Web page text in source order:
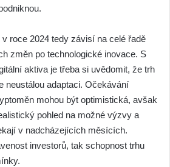
roce 2024 tedy závisí na celé řadě
změn po technologické inovace. S
aktiva je třeba si uvědomit, že trh
neustálou adaptaci. Očekávání
mohou být optimistická, avšak
pohled na možné výzvy a
v nadcházejících měsících.
investorů, tak schopnost trhu